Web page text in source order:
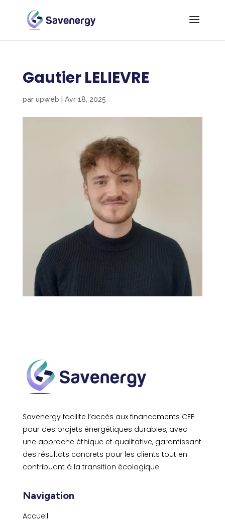
Gautier LELIEVRE
par upweb Avr 18, 2025
Savenergy facilite l’accès aux financements CEE
pour des projets énergétiques durables, avec
une approche éthique et qualitative, garantissant
des résultats concrets pour les clients tout en
contribuant à la transition écologique.
Navigation
Accueil